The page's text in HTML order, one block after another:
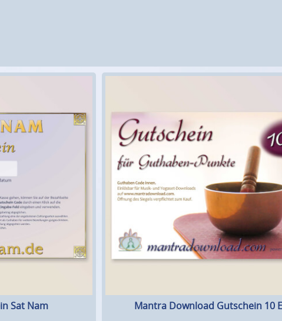
Sat Nam Mantra Download Gutschein 10